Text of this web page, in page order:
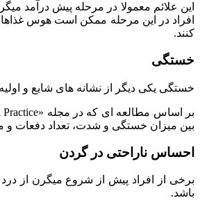
این علائم معمولا در مرحله پیش‌ درآمد
افراد در این مرحله ممکن است هوس
کنند.
خستگی
خستگی یکی دیگر از نشانه‌ های شایع و
بین میزان خستگی و شدت، تعداد دفعات و
احساس ناراحتی در گردن
برخی از افراد پیش از شروع میگرن از
باشد.